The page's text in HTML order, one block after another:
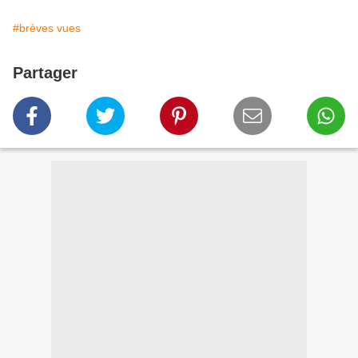
#brèves vues
Partager